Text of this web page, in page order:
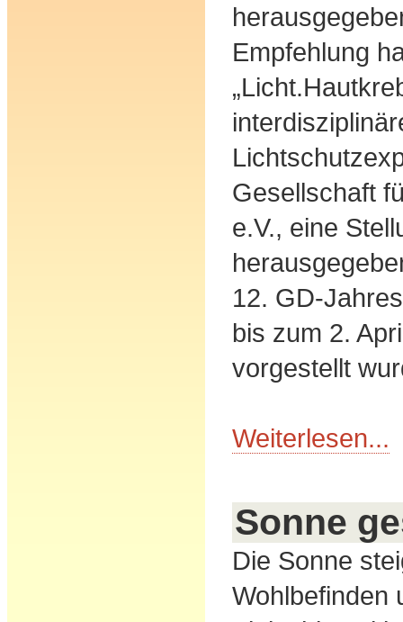
Empfehlung
Gesellschaft
e.V., eine
12. GD-
bis zum 2.
vorgestellt
Weiterlesen...
Sonne
Die Sonne
Wohlbefinden